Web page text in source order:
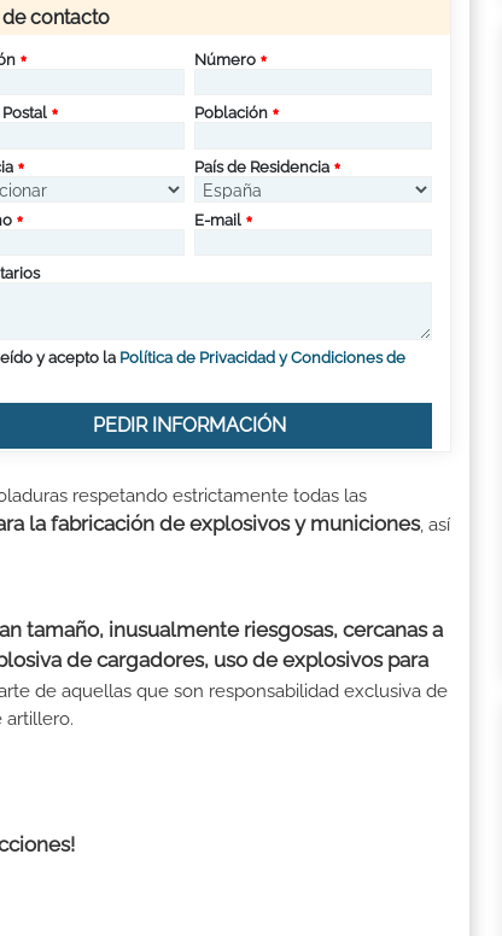
de contacto
Número
Población
País de Residencia
E-mail
y acepto la Política de Privacidad y Condiciones de
PEDIR INFORMACIÓN
respetando estrictamente todas las
la fabricación de explosivos y municiones, así
tamaño, inusualmente riesgosas, cercanas a
de cargadores, uso de explosivos para
de aquellas que son responsabilidad exclusiva de
artillero.